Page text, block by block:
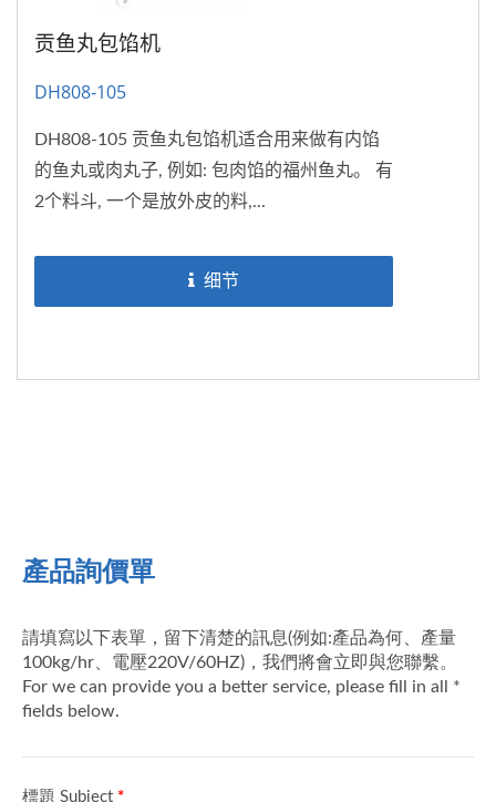
贡鱼丸包馅机
DH808-105
DH808-105 贡鱼丸包馅机适合用来做有内馅
的鱼丸或肉丸子, 例如: 包肉馅的福州鱼丸。 有
2个料斗, 一个是放外皮的料,...
细节